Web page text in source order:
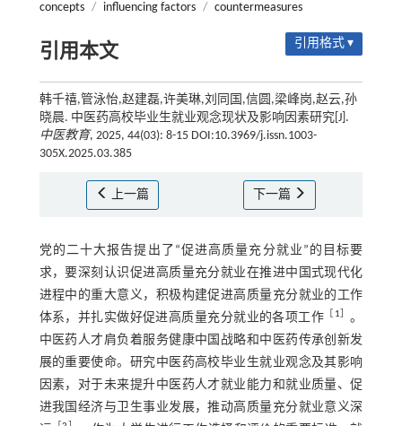
concepts / influencing factors / countermeasures
引用本文 引用格式 ▾
韩千禧,管泳怡,赵建磊,许美琳,刘同国,信圆,梁峰岗,赵云,孙
晓晨. 中医药高校毕业生就业观念现状及影响因素研究[J].
中医教育, 2025, 44(03): 8-15 DOI:10.3969/j.issn.1003-
305X.2025.03.385
上一篇 下一篇
党的二十大报告提出了“促进高质量充分就业”的目标要
求，要深刻认识促进高质量充分就业在推进中国式现代化
进程中的重大意义，积极构建促进高质量充分就业的工作
体系，并扎实做好促进高质量充分就业的各项工作
1
。
中医药人才肩负着服务健康中国战略和中医药传承创新发
展的重要使命。研究中医药高校毕业生就业观念及其影响
因素，对于未来提升中医药人才就业能力和就业质量、促
进我国经济与卫生事业发展，推动高质量充分就业意义深